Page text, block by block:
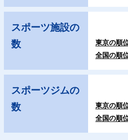
スポーツ施設の
数
東京の順
全国の順
スポーツジムの
数
東京の順
全国の順